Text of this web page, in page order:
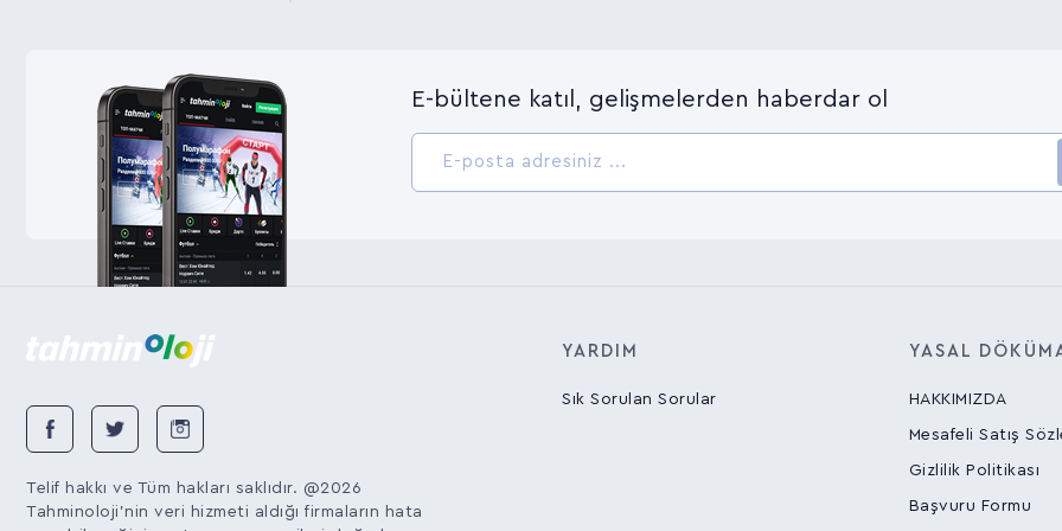
E-bültene katıl, gelişmelerden haberdar ol
Telif hakkı ve Tüm hakları saklıdır. @2026
Tahminoloji'nin veri hizmeti aldığı firmaların hata
YARDIM
Sık Sorulan Sorular
YASAL
HAKKIMIZDA
Mesafeli Satış
Gizlilik Politikası
Başvuru Formu